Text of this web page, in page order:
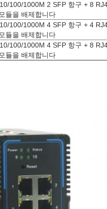
100/1000M 2 SFP 항구 + 8
듈을 배제합니다
100/1000M 4 SFP 항구 + 4
듈을 배제합니다
100/1000M 4 SFP 항구 + 8
듈을 배제합니다